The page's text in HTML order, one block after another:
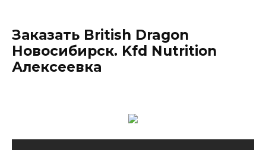
Заказать British Dragon
Новосибирск. Kfd Nutrition
Алексеевка